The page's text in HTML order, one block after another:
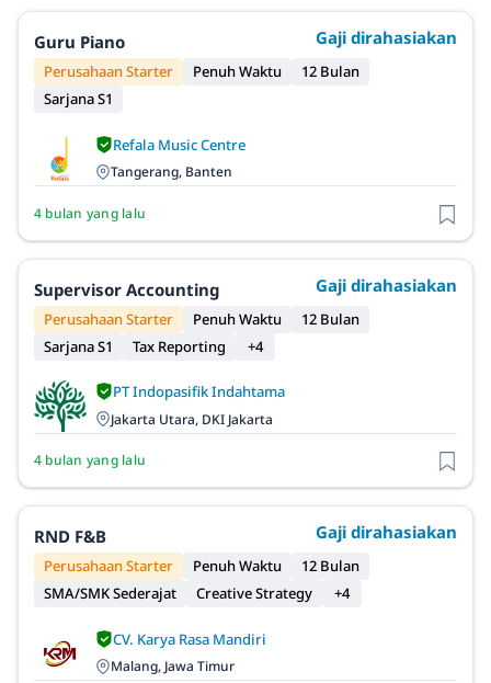
Guru Piano Gaji dirahasiakan
Perusahaan Starter Penuh Waktu
12 Bulan
Sarjana S1
Refala Music Centre
Tangerang, Banten
4 bulan yang lalu
Supervisor Accounting Gaji dirahasiakan
Perusahaan Starter Penuh Waktu
12 Bulan
Sarjana S1
Tax Reporting +4
PT Indopasifik Indahtama
Jakarta Utara, DKI Jakarta
4 bulan yang lalu
RND F&B Gaji dirahasiakan
Perusahaan Starter Penuh Waktu
12 Bulan
SMA/SMK Sederajat
Creative Strategy +4
CV. Karya Rasa Mandiri
Malang, Jawa Timur